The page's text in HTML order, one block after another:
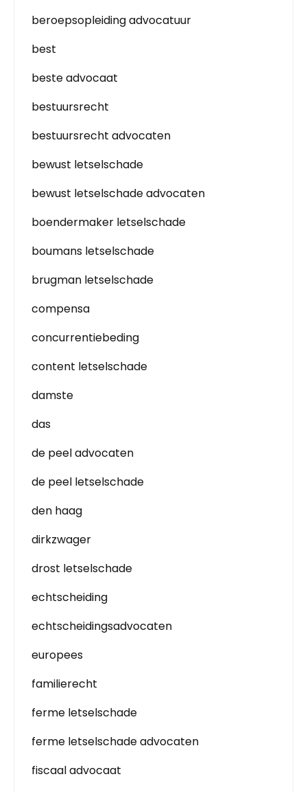
beroepsopleiding advocatuur
best
beste advocaat
bestuursrecht
bestuursrecht advocaten
bewust letselschade
bewust letselschade advocaten
boendermaker letselschade
boumans letselschade
brugman letselschade
compensa
concurrentiebeding
content letselschade
damste
das
de peel advocaten
de peel letselschade
den haag
dirkzwager
drost letselschade
echtscheiding
echtscheidingsadvocaten
europees
familierecht
ferme letselschade
ferme letselschade advocaten
fiscaal advocaat